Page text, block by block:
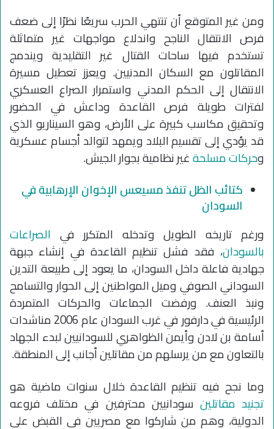
ومن غير المتوقع أن تنتهي الحرب سريعًا نظرًا إلى ضعف
فرص الانتقال الناجح واندلاع مواجهات غير متماثلة
تستخدم فيها ساحات القتال غير التقليدية ويندمج
المقاتلون مع السكان المدنيين. ويعزز تعطيل مسيرة
الانتقال إلى الحكم المدني واستمرار الصراع العسكري
لفترات طويلة فرص القاعدة وداعش في الحضور
وتحقيق مكاسب كبيرة على الأرض، وهو السيناريو الذي
قد يؤدي إلى تقسيم البلاد ويمهد لتوالد أجسام عسكرية
وحركات مسلحةغير نظامية بجوار الجيش.
كتائب الظل تنفذ مسيعس الإخوان الإرهابية في
السودان
ورغم تاريخه الطويل وتدخله المتكرر في الصراعات
بالسودان، فقد فشل تنظيم القاعدة في إنشاء جبهة
جهادية فاعلة داخل السودان، ما يعود إلى طبيعة التدين
السوداني الصوفي وميل المواطنين إلى الحوار والتسامح
ونبذ العنف. ورفضت الجماعات والحركات المتمردة
الرئيسية في دارفور في غرب السودان عام 2006 مناشدات
أسامة بن لادن وأيمن الظواهري للسودانيين لبدء الجهاد
بالتعاون مع من يرسلهم من مقاتلين أجانب إلى المنطقة.
وما نجح فيه تنظيم القاعدة خلال سنوات ماضية هو
تجنيد مقاتلين سودانيين محترفين في مختلف فروعه
الدولية، وهم من شاركوا مع مصريين في القبض على